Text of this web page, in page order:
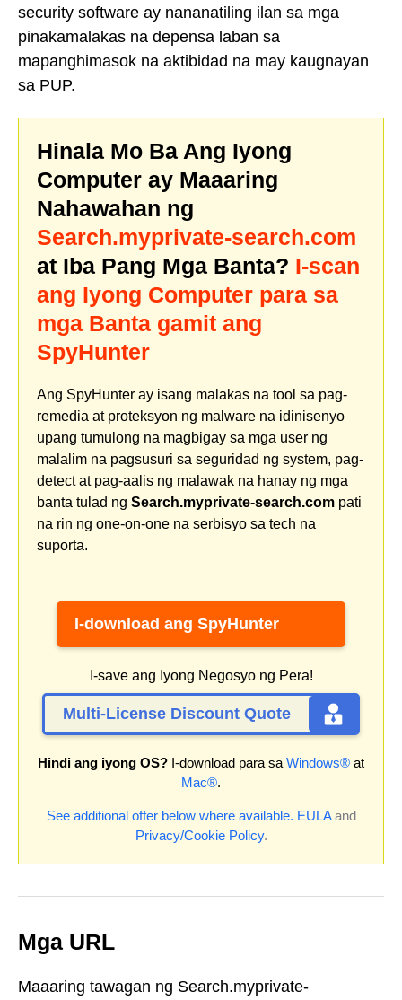
security software ay nananatiling ilan sa mga
pinakamalakas na depensa laban sa
mapanghimasok na aktibidad na may kaugnayan
sa PUP.
Hinala Mo Ba Ang Iyong
Computer ay Maaaring
Nahawahan ng
Search.myprivate-search.com
at Iba Pang Mga Banta? I-scan
ang Iyong Computer para sa
mga Banta gamit ang
SpyHunter
Ang SpyHunter ay isang malakas na tool sa pag-
remedia at proteksyon ng malware na idinisenyo
upang tumulong na magbigay sa mga user ng
malalim na pagsusuri sa seguridad ng system, pag-
detect at pag-aalis ng malawak na hanay ng mga
banta tulad ng Search.myprivate-search.com pati
na rin ng one-on-one na serbisyo sa tech na
suporta.
I-download ang SpyHunter
I-save ang Iyong Negosyo ng Pera!
Multi-License Discount Quote
Hindi ang iyong OS? I-download para sa Windows® at
Mac®.
See additional offer below where available. EULAand
Privacy/Cookie Policy.
Mga URL
Maaaring tawagan ng Search.myprivate-